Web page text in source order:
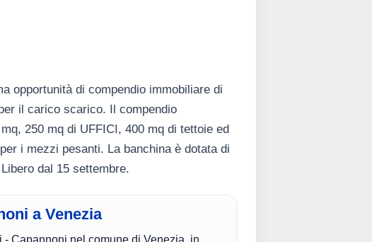
opportunità di compendio immobiliare di
il carico scarico. Il compendio
250 mq di UFFICI, 400 mq di tettoie ed
i mezzi pesanti. La banchina è dotata di
dal 15 settembre.
a Venezia
Capannoni nel comune di Venezia, in